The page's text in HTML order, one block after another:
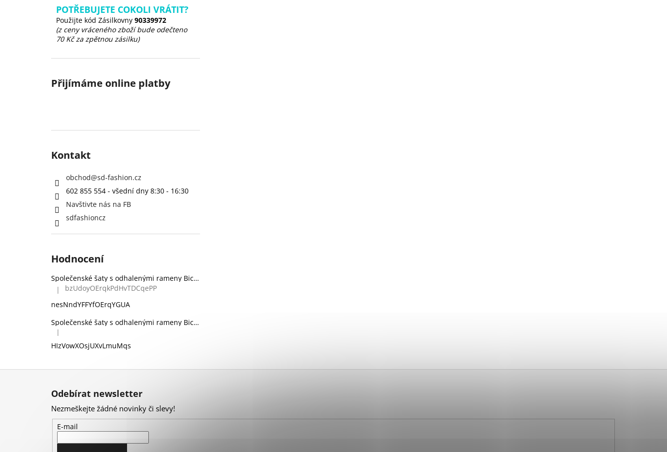
POTŘEBUJETE COKOLI VRÁTIT?
Použijte kód Zásilkovny 90339972
(z ceny vráceného zboží bude odečteno
70 Kč za zpětnou zásilku)
Přijímáme online platby
Kontakt
obchod@sd-fashion.cz
602 855 554 - všední dny 8:30 - 16:30
Navštivte nás na FB
sdfashioncz
Hodnocení
Společenské šaty s odhalenými rameny Bicotone 336 zelené
Hodnocení produktu je 5 z 5 hvězdiček.
|
bzUdoyOErqkPdHvTDCqePP
nesNndYFFYfOErqYGUA
Společenské šaty s odhalenými rameny Bicotone 336 černé
Hodnocení produktu je 5 z 5 hvězdiček.
|
HIzVowXOsjUXvLmuMqs
Odebírat newsletter
Nezmeškejte žádné novinky či slevy!
E-mail